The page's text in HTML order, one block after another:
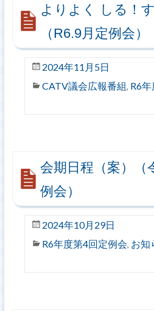
よりよく しる！
（R6.9月定例会）
2024年11月5日
CATV議会広報番組, R6
会期日程（案）（
例会）
2024年10月29日
R6年度第4回定例会, お知